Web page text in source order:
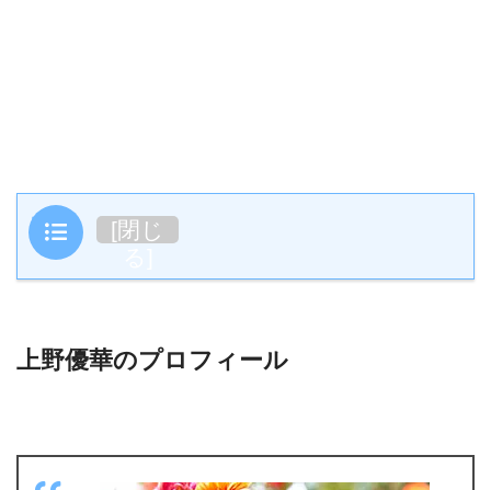
目次 [閉じ
上野優華のプロフィール